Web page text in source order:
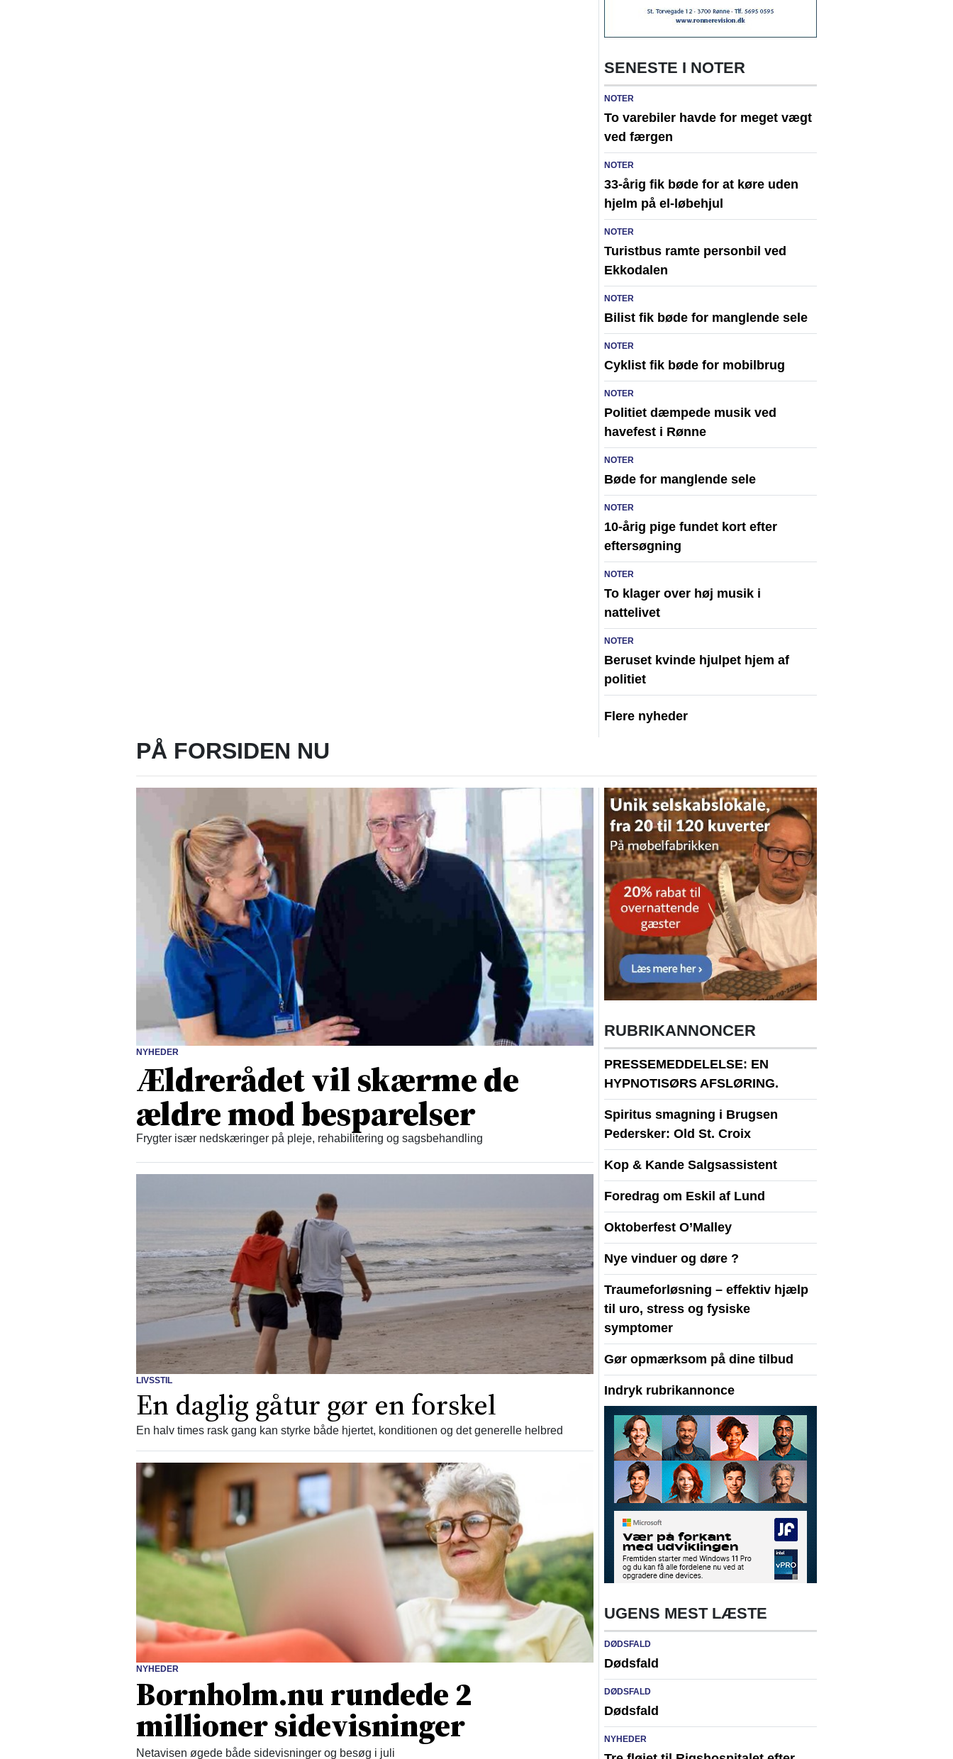
SENESTE I NOTER
NOTER
To varebiler havde for meget vægt
ved færgen
NOTER
33-årig fik bøde for at køre uden
hjelm på el-løbehjul
NOTER
Turistbus ramte personbil ved
Ekkodalen
NOTER
Bilist fik bøde for manglende sele
NOTER
Cyklist fik bøde for mobilbrug
NOTER
Politiet dæmpede musik ved
havefest i Rønne
NOTER
Bøde for manglende sele
NOTER
10-årig pige fundet kort efter
eftersøgning
NOTER
To klager over høj musik i
nattelivet
NOTER
Beruset kvinde hjulpet hjem af
politiet
Flere nyheder
PÅ FORSIDEN NU
NYHEDER
Ældrerådet vil skærme de
ældre mod besparelser
Frygter især nedskæringer på pleje, rehabilitering og sagsbehandling
LIVSSTIL
En daglig gåtur gør en forskel
En halv times rask gang kan styrke både hjertet, konditionen og det generelle helbred
NYHEDER
Bornholm.nu rundede 2
millioner sidevisninger
Netavisen øgede både sidevisninger og besøg i juli
RUBRIKANNONCER
PRESSEMEDDELELSE: EN
HYPNOTISØRS AFSLØRING.
Spiritus smagning i Brugsen
Pedersker: Old St. Croix
Kop & Kande Salgsassistent
Foredrag om Eskil af Lund
Oktoberfest O’Malley
Nye vinduer og døre ?
Traumeforløsning – effektiv hjælp
til uro, stress og fysiske
symptomer
Gør opmærksom på dine tilbud
Indryk rubrikannonce
UGENS MEST LÆSTE
DØDSFALD
Dødsfald
DØDSFALD
Dødsfald
NYHEDER